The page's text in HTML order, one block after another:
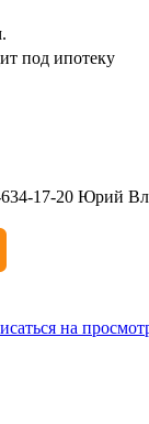
под ипотеку
634-17-20 Юрий